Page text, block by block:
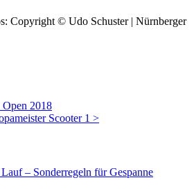
Copyright © Udo Schuster | Nürnberger
Open 2018
Scooter 1 >